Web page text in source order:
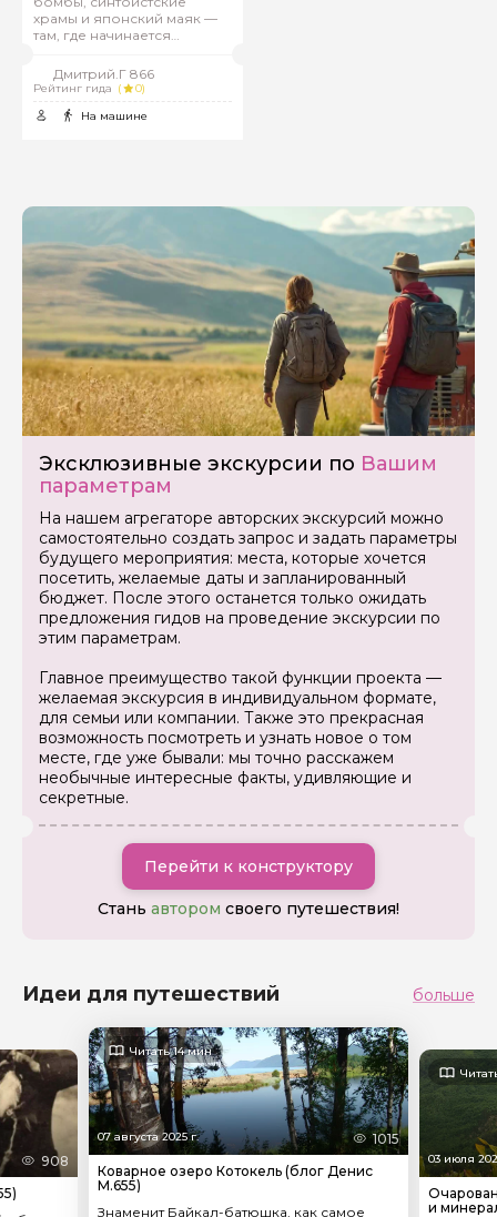
храмы и японский маяк —
там, где начинается
Дмитрий.Г 866
Рейтинг гида (
0)
На машине
Эксклюзивные экскурсии по Вашим
параметрам
На нашем агрегаторе авторских экскурсий можно
самостоятельно создать запрос и задать параметры
будущего мероприятия: места, которые хочется
посетить, желаемые даты и запланированный
бюджет. После этого останется только ожидать
предложения гидов на проведение экскурсии по
этим параметрам.
Главное преимущество такой функции проекта —
желаемая экскурсия в индивидуальном формате,
для семьи или компании. Также это прекрасная
возможность посмотреть и узнать новое о том
месте, где уже бывали: мы точно расскажем
необычные интересные факты, удивляющие и
секретные.
Перейти к конструктору
Стань автором своего путешествия!
Идеи для путешествий больше
908
Читать 14 мин
07 августа 2025 г.
1015
Коварное озеро Котокель (блог Денис
М.655)
Знаменит Байкал-батюшка, как самое
03 июля
и
Вопросы и комментарии
Если у вас есть интересующие вопросы, можете их
задать
Я даю своё согласие на обработку персональных
данных